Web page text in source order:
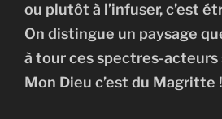
ou plutôt à l’infuser, c’est
On distingue un paysage
à tour ces spectres-acteurs
Mon Dieu c’est du Magritte